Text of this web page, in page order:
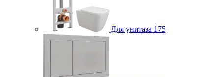
Для унитаза 175